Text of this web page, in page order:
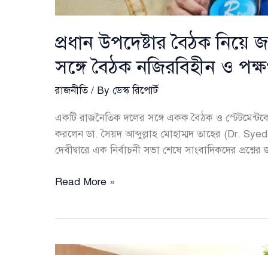
প্রধান উপদেষ্টার বৈঠক নিয়ে
সঙ্গে বৈঠক নজিরবিহীন ও
রাজনীতি/ By ডেস্ক রিপোর্ট
একটি রাজনৈতিক দলের সঙ্গে একক বৈঠক ও
করলেন ডা. সৈয়দ আব্দুল্লাহ মোহাম্মদ তাহের (Dr.
দেবীদ্বারে এক নির্বাচনী সভা শেষে সাংবাদিকদের
প্রধান
জামায়াতের
Read More »